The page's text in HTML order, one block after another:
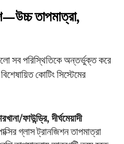
তাপমাত্রা,
সব পরিস্থিতিকে অন্তর্ভুক্ত করে
কোটিং সিস্টেমের
ফাউন্ড্রি, দীর্ঘমেয়াদী
গ্লাস ট্রানজিশন তাপমাত্রা